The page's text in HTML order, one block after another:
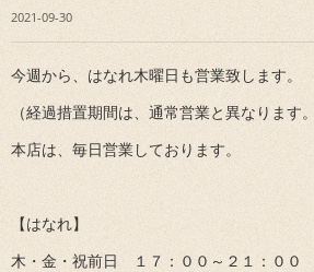
2021-09-30
今週から、はなれ木曜日も営業致します。
（経過措置期間は、通常営業と異なります。
本店は、毎日営業しております。
【はなれ】
木・金・祝前日 １７：００～２１：００